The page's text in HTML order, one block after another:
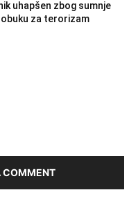
uhapšen zbog sumnje
obuku za terorizam
COMMENT